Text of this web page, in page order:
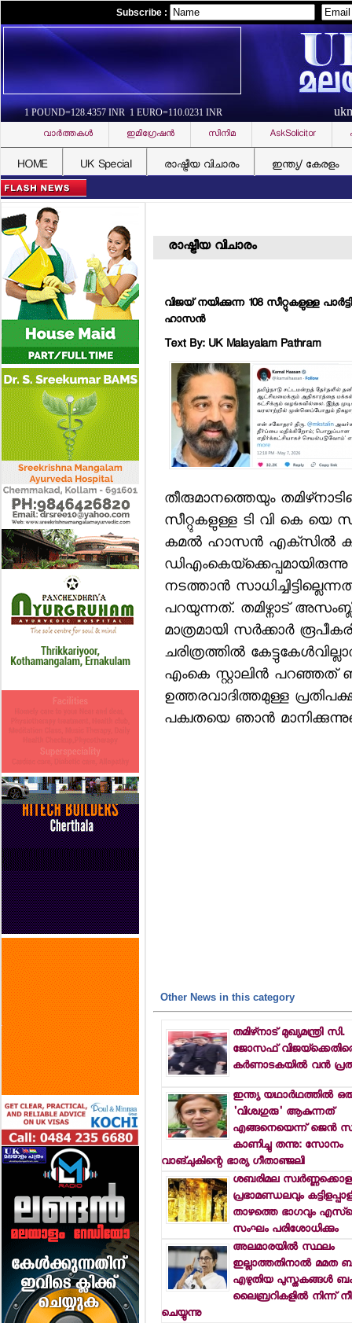
Subscribe :
1 POUND=128.4357 INR 1 EURO=110.0231 INR
വാര്‍ത്തകള്‍ ഇമിഗ്രേഷന്‍ സിനിമ AskSolicitor
HOME UK Special രാഷ്ട്രീയ വിചാരം ഇന്ത്യ/ കേരളം
രാഷ്ട്രീയ വിചാരം
വിജയ് നയിക്കുന്ന 108 സീറ്റുകളുള്ള
ഹാസന്‍
Text By: UK Malayalam Pathram
തീരുമാനത്തെയും
സീറ്റുകളുള്ള ടി വി കെ യെ
കമല്‍ ഹാസന്‍ എക്‌സില്‍
നടത്താന്‍
പറയുന്നത്. തമിഴ്നാട്
മാത്രമായി സര്‍ക്കാര്‍
ചരിത്രത്തില്‍
എംകെ സ്റ്റാലിന്‍ പറഞ്ഞത്
ഉത്തരവാദിത്തമുള്ള
പക്വതയെ ഞാന്‍
Other News in this category
തമിഴ്‌നാട് മുഖ്യമന്ത്രി സി.
ജോസഫ്
കര്‍ണാടകയില്‍ വന്‍
ഇന്ത്യ യഥാര്‍ഥത്തില്‍
'വിശ്വഗുരു' ആകുന്നത്
എങ്ങനെയെന്ന് ജെന്‍
കാണിച്ചു തന്നു: സോനം
വാങ്ചുകിന്റെ ഭാര്യ ഗീതാഞ്ജലി
ശബരിമല
പ്രഭാമണ്ഡലവും
താഴത്തെ ഭാഗവും
സംഘം പരിശോധിക്കും
അലമാരയില്‍ സ്ഥലം
ഇല്ലാത്തതിനാല്‍ മമത
എഴുതിയ പുസ്തകങ്ങള്‍
ലൈബ്രറികളില്‍ നിന്ന്
ചെയ്യുന്നു